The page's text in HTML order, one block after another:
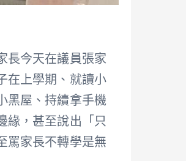
長今天在議員張家
在上學期、就讀小
黑屋、持續拿手機
緣，甚至說出「只
罵家長不轉學是無